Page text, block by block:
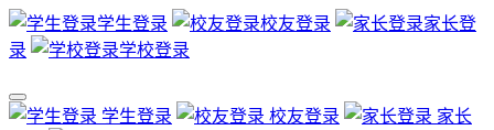
学生登录 校友登录
家长登
录
学校登录
学生登录 校友登录
家长